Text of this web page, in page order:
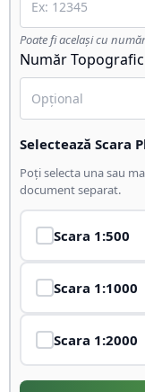
Poate fi același cu
Număr Topografic
Selectează Scara
Poți selecta una sau
document separat.
Scara 1:500
Scara 1:1000
Scara 1:2000